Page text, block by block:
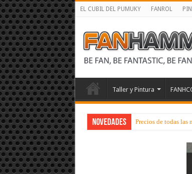
EL CUBIL DEL PUMUKY FANROL
Taller y Pintura
NOVEDADES Precios de todas